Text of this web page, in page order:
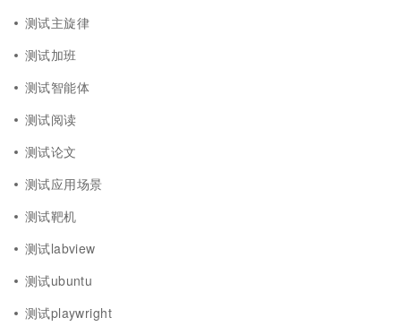
测试主旋律
测试加班
测试智能体
测试阅读
测试论文
测试应用场景
测试靶机
测试labview
测试ubuntu
测试playwright